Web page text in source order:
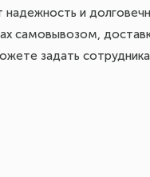
и
самовывозом,
задать